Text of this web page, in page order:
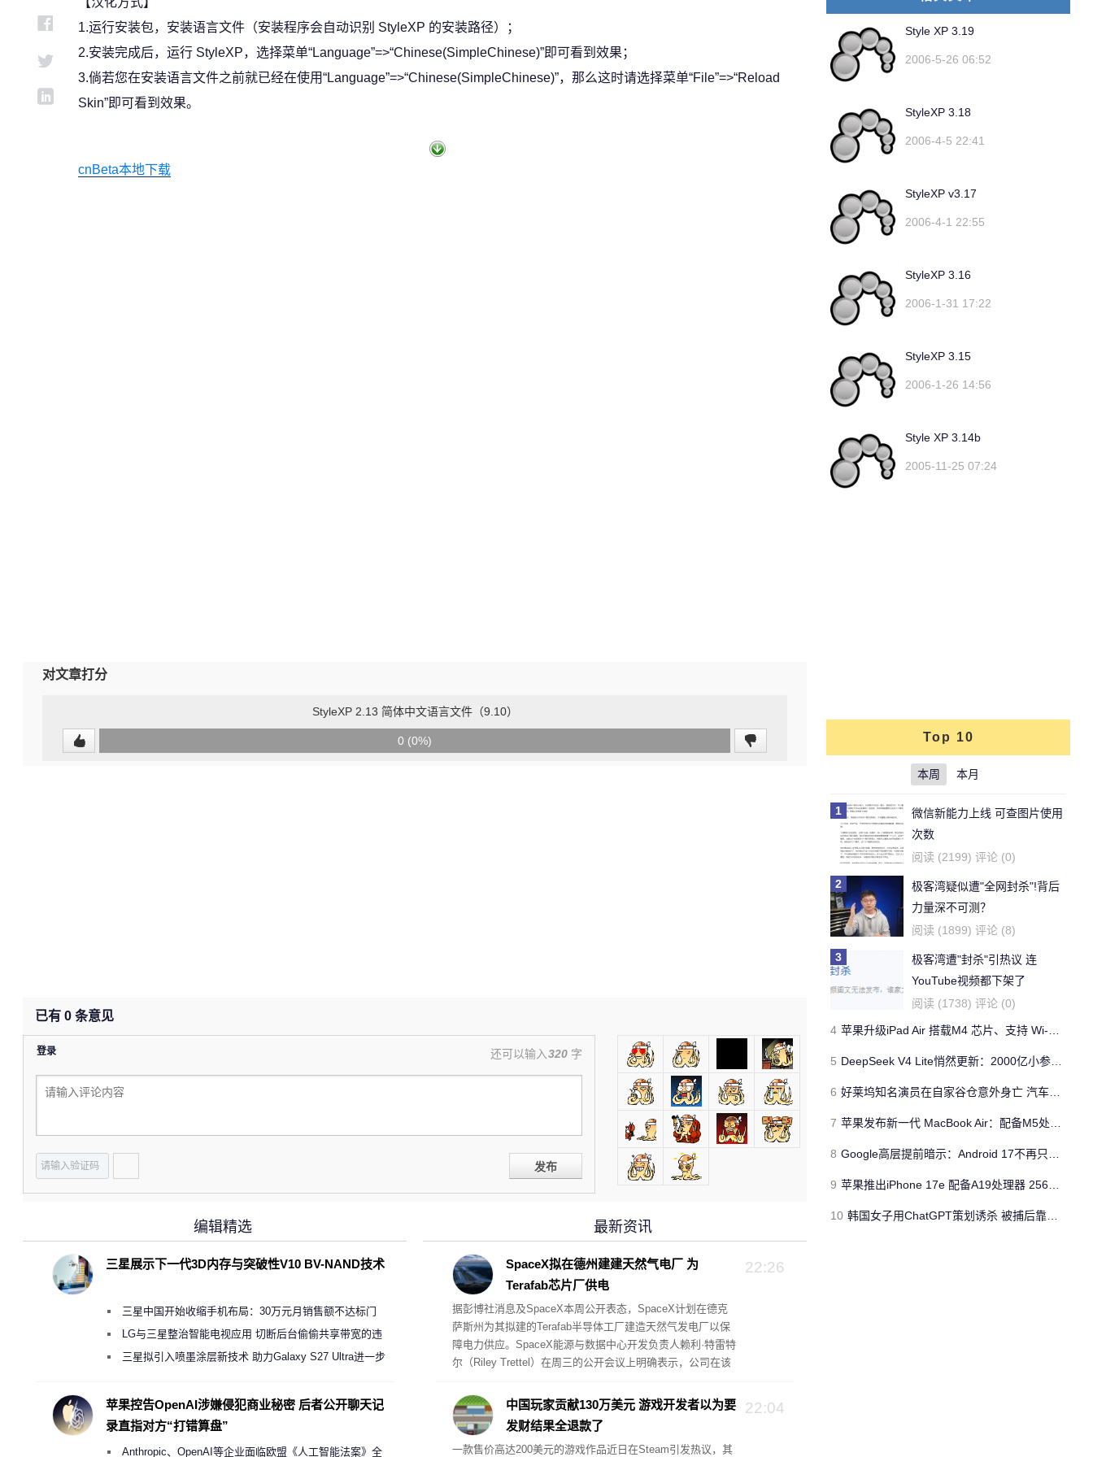
1.运行安装包，安装语言文件（安装程序会自动识别 StyleXP 的安装路径）；
2.安装完成后，运行 StyleXP，选择菜单“Language”=>“Chinese(SimpleChinese)”即可看到效果；
3.倘若您在安装语言文件之前就已经在使用“Language”=>“Chinese(SimpleChinese)”，那么这时请选择菜单“File”=>“Reload
Skin”即可看到效果。
cnBeta本地下载
对文章打分
StyleXP 2.13 简体中文语言文件（9.10）
0 (0%)
已有 0 条意见
登录 还可以输入320 字
发布
最新资讯
22:26
SpaceX拟在德州建建天然气电厂 为
Terafab芯片厂供电
据彭博社消息及SpaceX本周公开表态，SpaceX计划在德克
萨斯州为其拟建的Terafab半导体工厂建造天然气发电厂以保
障电力供应。SpaceX能源与数据中心开发负责人赖利·特雷特
尔（Riley Trettel）在周三的公开会议上明确表示，公司在该
阵列。
22:04
中国玩家贡献130万美元 游戏开发者以为要
发财结果全退款了
一款售价高达200美元的游戏作品近日在Steam引发热议，其
编辑精选
三星展示下一代3D内存与突破性V10 BV-NAND技术
三星中国开始收缩手机布局：30万元月销售额不达标门
店 将被逐步清退
LG与三星整治智能电视应用 切断后台偷偷共享带宽的违
规行为三星拟引入喷墨涂层新技术 助力Galaxy S27 Ultra进一步
苹果控告OpenAI涉嫌侵犯商业秘密 后者公开聊天记
录直指对方“打错算盘”
Anthropic、OpenAI等企业面临欧盟《人工智能法案》全
Style XP 3.19
2006-5-26 06:52
StyleXP 3.18
2006-4-5 22:41
StyleXP v3.17
2006-4-1 22:55
StyleXP 3.16
2006-1-31 17:22
StyleXP 3.15
2006-1-26 14:56
Style XP 3.14b
2005-11-25 07:24
Top 10
本周 本月
1
微信新能力上线 可查图片使用
次数
阅读 (2199) 评论 (0)
2
极客湾疑似遭"全网封杀"!背后
力量深不可测？
阅读 (1899) 评论 (8)
3
极客湾遭"封杀"引热议 连
YouTube视频都下架了
阅读 (1738) 评论 (0)
4 苹果升级iPad Air 搭载M4 芯片、支持 Wi‑Fi 7 售价不变
5 DeepSeek V4 Lite悄然更新：2000亿小参数性能逼近美国顶流
6 好莱坞知名演员在自家谷仓意外身亡 汽车搭电时突然自燃
7 苹果发布新一代 MacBook Air：配备M5处理器 性能、存储与 AI 全面升级 ​
8 Google高层提前暗示：Android 17不再只是操作系统
9 苹果推出iPhone 17e 配备A19处理器 256GB容量起步 刘海屏依旧
10 韩国女子用ChatGPT策划诱杀 被捕后靠清纯颜值粉丝暴涨50倍